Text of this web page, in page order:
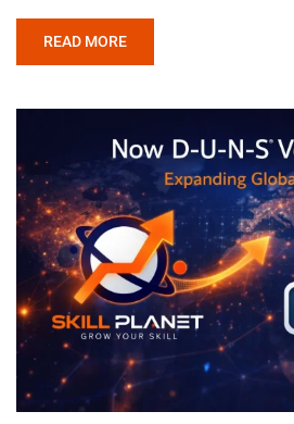
READ MORE